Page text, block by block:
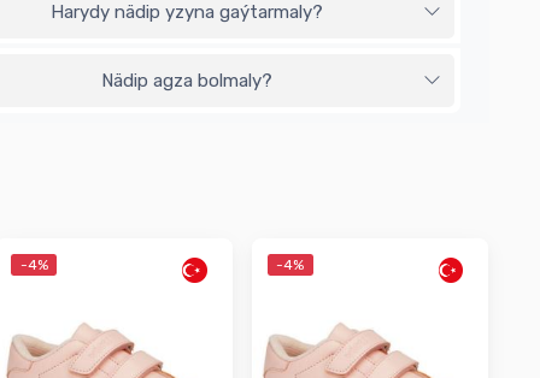
Harydy nädip yzyna gaýtarmaly?
Nädip agza bolmaly?
-4% -4%